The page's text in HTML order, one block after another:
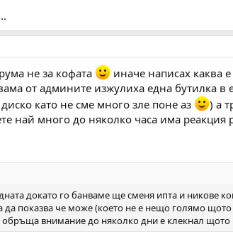
не за кофата иначе написах каква
от админите изжулиха една бутилка
като не сме много зле поне аз
) а
най много до няколко часа има реакция
докато го банваме ще сменя ипта и никове
показва че може (което не е нещо голямо
внимание до няколко дни е клекнал щото